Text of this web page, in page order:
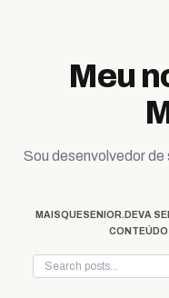
Meu
Sou desenvolvedor
MAISQUESENIOR.DEVA